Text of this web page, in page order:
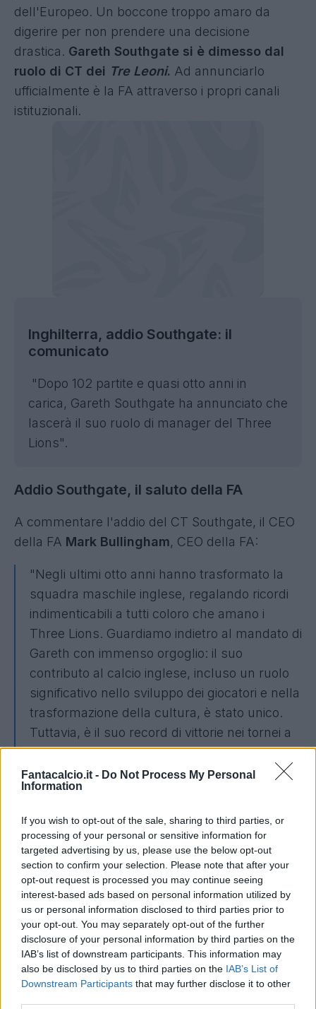
Fantacalcio.it - Do Not Process My Personal
Information
If you wish to opt-out of the sale, sharing to third parties, or
processing of your personal or sensitive information for
targeted advertising by us, please use the below opt-out
section to confirm your selection. Please note that after your
opt-out request is processed you may continue seeing
interest-based ads based on personal information utilized by
us or personal information disclosed to third parties prior to
your opt-out. You may separately opt-out of the further
disclosure of your personal information by third parties on the
IAB’s list of downstream participants. This information may
also be disclosed by us to third parties on the IAB’s List of
Downstream Participants that may further disclose it to other
dell'Europeo. Un boccone troppo amaro da
digerire per non prendere una decisione
drastica. Gareth Southgate si è dimesso dal
ruolo di CT dei Tre Leoni. Ad annunciarlo
ufficialmente è la FA attraverso i propri canali
istituzionali.
Inghilterra, addio Southgate: il
comunicato
"Dopo 102 partite e quasi otto anni in
carica, Gareth Southgate ha annunciato che
lascerà il suo ruolo di manager del Three
Lions".
Addio Southgate, il saluto della FA
A commentare l'addio del CT Southgate, il CEO
della FA Mark Bullingham, CEO della FA:
"Negli ultimi otto anni hanno trasformato la
squadra maschile inglese, regalando ricordi
indimenticabili a tutti coloro che amano i
Three Lions. Guardiamo indietro al mandato di
Gareth con immenso orgoglio: il suo
contributo al calcio inglese, incluso un ruolo
significativo nello sviluppo dei giocatori e nella
trasformazione della cultura, è stato unico.
Tuttavia, è il suo record di vittorie nei tornei a
essere più straordinario. Nei 25 tornei
successivi al 1966, prima che Gareth
prendesse il comando, avevamo vinto sette
tornei ne abbiamo vinte nove. Quindi, nei suoi
otto anni, ha vinto più partite che contano
davvero che nei 50 anni precedenti.
Siamo andati molto vicini a vincere gli Europei
a Londra e ad assicurarci il primo trofeo per la
nostra squadra maschile da oltre 50 anni, e ci
siamo andati molto vicini di nuovo a Berlino
domenica. Prima di Gareth, il periodo più
lungo in cui siamo stati classificati tra i primi